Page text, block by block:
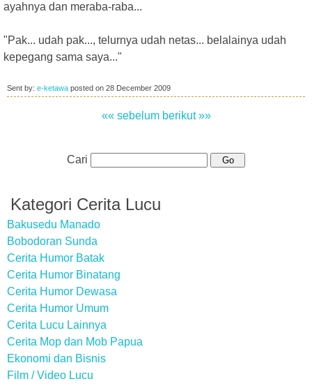
ayahnya dan meraba-raba...
"Pak... udah pak..., telurnya udah netas... belalainya udah
kepegang sama saya..."
Sent by: e-ketawa posted on 28 December 2009
«« sebelum berikut »»
Cari
Kategori Cerita Lucu
Bakusedu Manado
Bobodoran Sunda
Cerita Humor Batak
Cerita Humor Binatang
Cerita Humor Dewasa
Cerita Humor Umum
Cerita Lucu Lainnya
Cerita Mop dan Mob Papua
Ekonomi dan Bisnis
Film / Video Lucu